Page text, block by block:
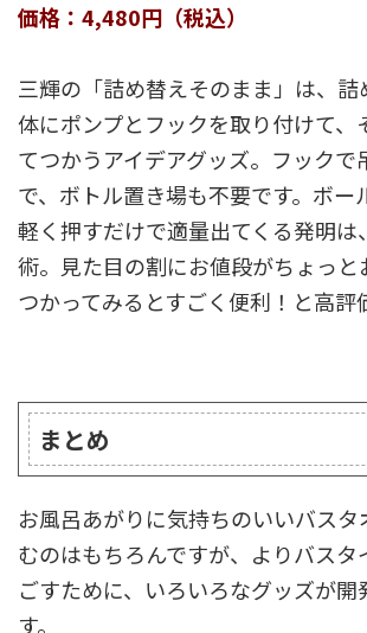
価格：4,480円（税込）
三輝の「詰め替えそのまま」は、詰
体にポンプとフックを取り付けて、
てつかうアイデアグッズ。フックで
で、ボトル置き場も不要です。ボー
軽く押すだけで適量出てくる発明は
術。見た目の割にお値段がちょっと
つかってみるとすごく便利！と高評
まとめ
お風呂あがりに気持ちのいいバス
むのはもちろんですが、よりバスタ
ごすために、いろいろなグッズが開
す。